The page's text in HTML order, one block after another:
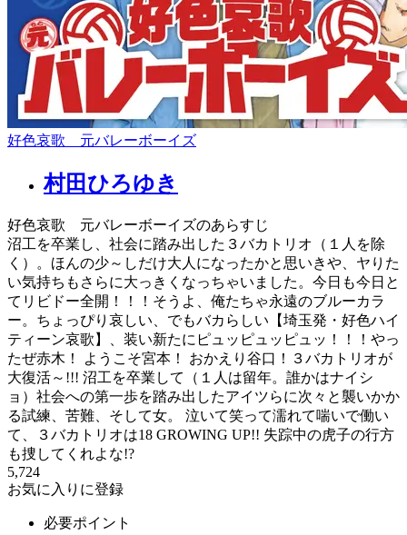
好色哀歌 元バレーボーイズ
村田ひろゆき
好色哀歌 元バレーボーイズのあらすじ
沼工を卒業し、社会に踏み出した３バカトリオ（１人を除
く）。ほんの少～しだけ大人になったかと思いきや、ヤりた
い気持ちもさらに大っきくなっちゃいました。今日も今日と
てリビドー全開！！！そうよ、俺たちゃ永遠のブルーカラ
ー。ちょっぴり哀しい、でもバカらしい【埼玉発・好色ハイ
ティーン哀歌】、装い新たにピュッピュッピュッ！！！やっ
たぜ赤木！ ようこそ宮本！ おかえり谷口！３バカトリオが
大復活～!!! 沼工を卒業して（１人は留年。誰かはナイシ
ョ）社会への第一歩を踏み出したアイツらに次々と襲いかか
る試練、苦難、そして女。 泣いて笑って濡れて喘いで働い
て、３バカトリオは18 GROWING UP!! 失踪中の虎子の行方
も捜してくれよな!?
5,724
お気に入りに登録
必要ポイント